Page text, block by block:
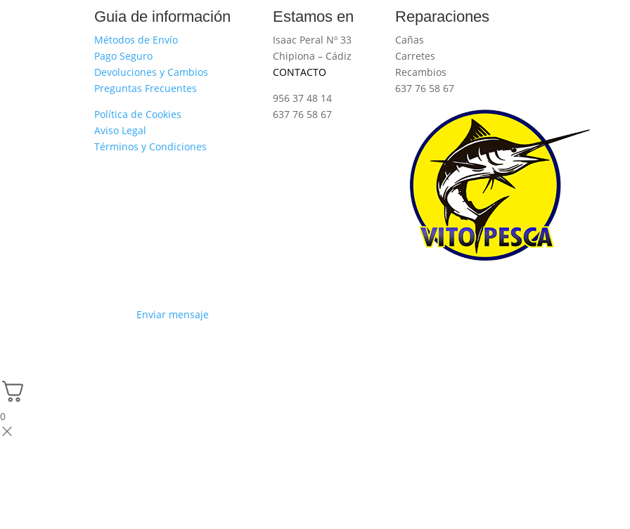
Guia de información
Métodos de Envío
Pago Seguro
Devoluciones y Cambios
Preguntas Frecuentes
Política de Cookies
Aviso Legal
Términos y Condiciones
Estamos en
Isaac Peral Nº 33
Chipiona – Cádiz
CONTACTO
956 37 48 14
637 76 58 67
Reparaciones
Cañas
Carretes
Recambios
637 76 58 67
Enviar mensaje
0